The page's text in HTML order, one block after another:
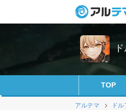
ド
TOP
アルテマ ド